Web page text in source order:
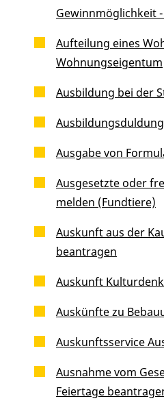
Gewinnmöglichkeit
Aufteilung eines
Wohnungseigentum
Ausbildung bei der
Ausgabe von
Ausgesetzte oder
melden (Fundtiere)
Auskunft aus der
beantragen
Auskunft
Auskünfte zu
Auskunftsservice
Ausnahme vom
Feiertage